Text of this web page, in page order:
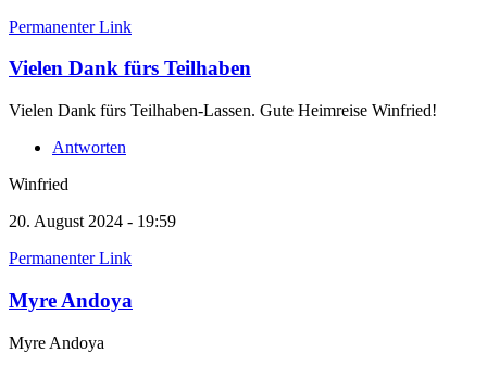
Permanenter Link
Vielen Dank fürs Teilhaben
Vielen Dank fürs Teilhaben-Lassen. Gute Heimreise Winfried!
Antworten
Winfried
20. August 2024 - 19:59
Permanenter Link
Myre Andoya
Myre Andoya